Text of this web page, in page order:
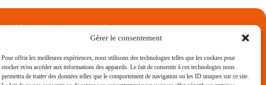
Gérer le consentement
Pour offrir les meilleures expériences, nous utilisons des technologies telles que les cookies pour
stocker et/ou accéder aux informations des appareils. Le fait de consentir à ces technologies nous
permettra de traiter des données telles que le comportement de navigation ou les ID uniques sur ce site.
Découvrez les autres entités
Eurocarport Aluminium
Demander un devis